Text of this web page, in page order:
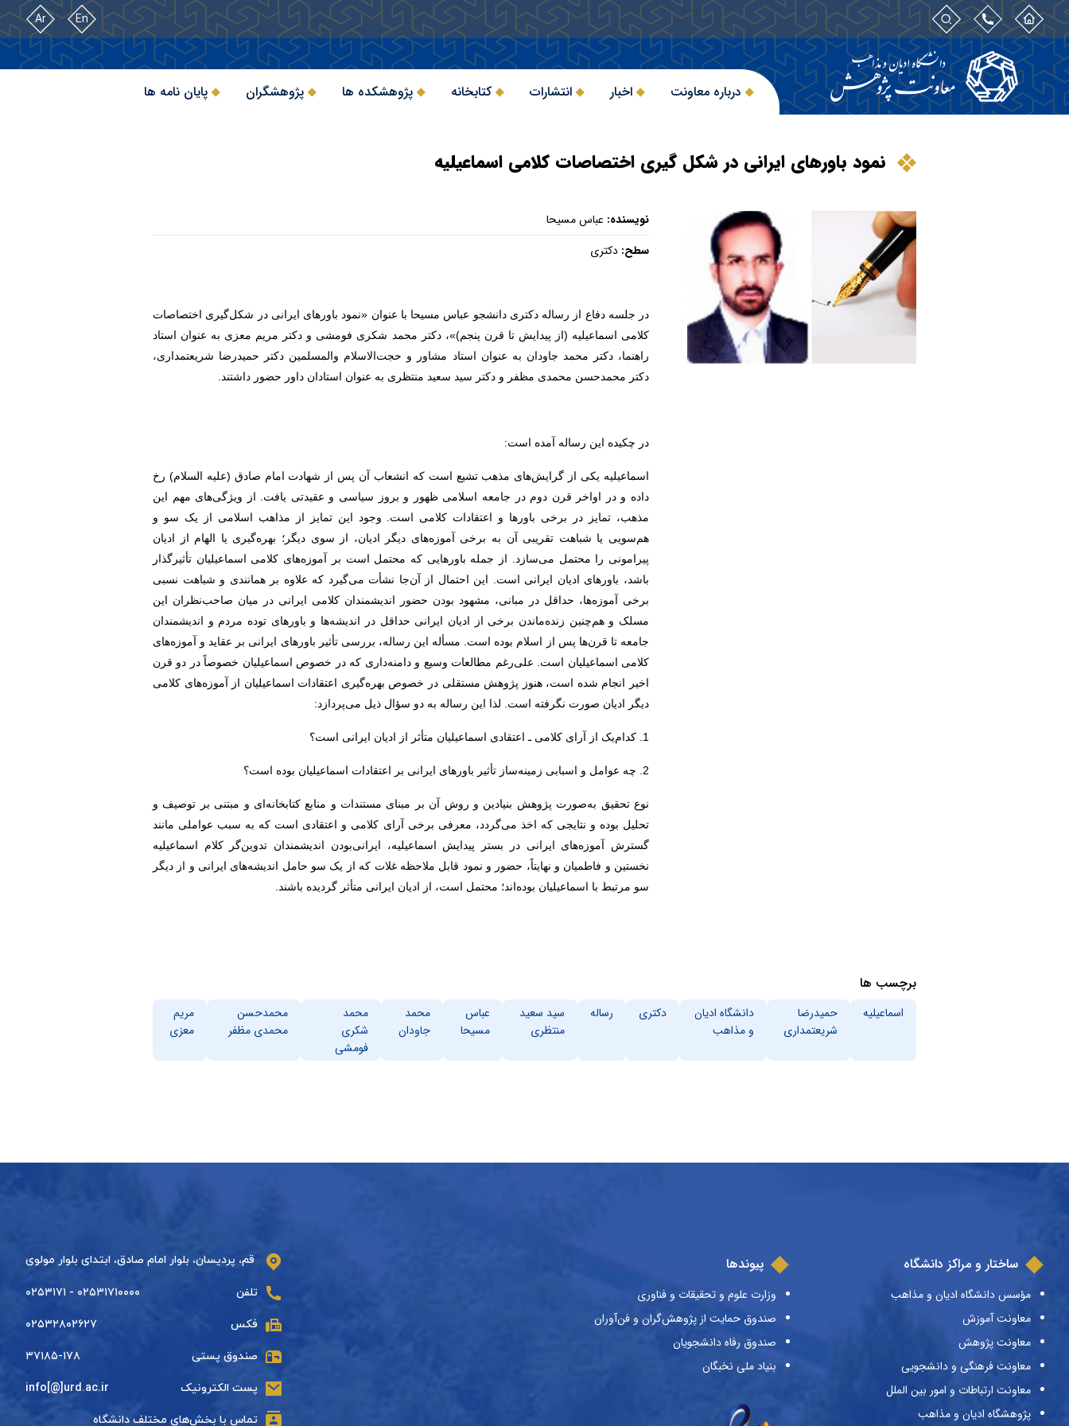
En
Ar
درباره معاونت اخبار انتشارات کتابخانه پژوهشکده ها پژوهشگران پایان نامه ها
نمود باورهای ایرانی در شکل گیری اختصاصات کلامی اسماعیلیه
نویسنده: عباس مسیحا
سطح: دکتری
در جلسه دفاع از رساله دکتری دانشجو عباس مسیحا با عنوان «نمود باورهای ایرانی در شکل‌گیری اختصاصات
کلامی اسماعیلیه (از پیدایش تا قرن پنجم)»، دکتر محمد شکری فومشی و دکتر مریم معزی به عنوان استاد
راهنما، دکتر محمد جاودان به عنوان استاد مشاور و حجت‌الاسلام والمسلمین دکتر حمیدرضا شریعتمداری،
دکتر محمدحسن محمدی مظفر و دکتر سید سعید منتظری به عنوان استادان داور حضور داشتند.
در چکیده این رساله آمده است:
اسماعیلیه یکی از گرایش‌های مذهب تشیع است که انشعاب آن پس از شهادت امام صادق (علیه السلام) رخ
داده و در اواخر قرن دوم در جامعه اسلامی ظهور و بروز سیاسی و عقیدتی یافت. از ویژگی‌های مهم این
مذهب، تمایز در برخی باورها و اعتقادات کلامی است. وجود این تمایز از مذاهب اسلامی از یک سو و
هم‌سویی یا شباهت تقریبی آن به برخی آموزه‌های دیگر ادیان، از سوی دیگر؛ بهره‌گیری یا الهام از ادیان
پیرامونی را محتمل می‌سازد. از جمله باورهایی که محتمل است بر آموزه‌های کلامی اسماعیلیان تأثیرگذار
باشد، باورهای ادیان ایرانی است. این احتمال از آن‌جا نشأت می‌گیرد که علاوه بر همانندی و شباهت نسبی
برخی آموزه‌ها، حداقل در مبانی، مشهود بودن حضور اندیشمندان کلامی ایرانی در میان صاحب‌نظران این
مسلک و هم‌چنین زنده‌ماندن برخی از ادیان ایرانی حداقل در اندیشه‌ها و باورهای توده مردم و اندیشمندان
جامعه تا قرن‌ها پس از اسلام بوده است. مسأله این رساله، بررسی تأثیر باورهای ایرانی بر عقاید و آموزه‌های
کلامی اسماعیلیان است. علی‌رغم مطالعات وسیع و دامنه‌داری که در خصوص اسماعیلیان خصوصاً در دو قرن
اخیر انجام شده است، هنوز پژوهش مستقلی در خصوص بهره‌گیری اعتقادات اسماعیلیان از آموزه‌های کلامی
دیگر ادیان صورت نگرفته است. لذا این رساله به دو سؤال ذیل می‌پردازد:
1. کدام‌یک از آرای کلامی ـ اعتقادی اسماعیلیان متأثر از ادیان ایرانی است؟
2. چه عوامل و اسبابی زمینه‌ساز تأثیر باورهای ایرانی بر اعتقادات اسماعیلیان بوده است؟
نوع تحقیق به‌صورت پژوهش بنیادین و روش آن بر مبنای مستندات و منابع کتابخانه‌ای و مبتنی بر توصیف و
تحلیل بوده و نتایجی که اخذ می‌گردد، معرفی برخی آرای کلامی و اعتقادی است که به سبب عواملی مانند
گسترش آموزه‌های ایرانی در بستر پیدایش اسماعیلیه، ایرانی‌بودن اندیشمندان تدوین‌گر کلام اسماعیلیه
نخستین و فاطمیان و نهایتاً، حضور و نمود قابل ملاحظه غلات که از یک سو حامل اندیشه‌های ایرانی و از دیگر
سو مرتبط با اسماعیلیان بوده‌اند؛‌ محتمل است، از ادیان ایرانی متأثر گردیده باشند.
برچسب ها
اسماعیلیه
حمیدرضا
شریعتمداری
دانشگاه ادیان
و مذاهب
دکتری رساله
سید سعید
منتظری
عباس
مسیحا
محمد
جاودان
محمد
شکری
فومشی
محمدحسن
محمدی مظفر
مریم
معزی
ساختار و مراکز دانشگاه
مؤسس دانشگاه ادیان و مذاهب
معاونت آموزش
معاونت پژوهش
معاونت فرهنگی و دانشجویی
معاونت ارتباطات و امور بین الملل
پژوهشگاه ادیان و مذاهب
پیوندها
وزارت علوم و تحقیقات و فناوری
صندوق حمایت از پژوهش‌گران و فن‌آوران
صندوق رفاه دانشجویان
بنیاد ملی نخبگان
قم، پردیسان، بلوار امام صادق، ابتدای بلوار مولوی
تلفن ۰۲۵۳۱۷۱۰۰۰۰ - ۰۲۵۳۱۷۱
فکس ۰۲۵۳۲۸۰۲۶۲۷
صندوق پستی ۳۷۱۸۵-۱۷۸
پست الکترونیک info[@]urd.ac.ir
تماس با بخش‌های مختلف دانشگاه